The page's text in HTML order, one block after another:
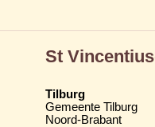
St
Tilburg
Gemeente Tilburg
Noord-Brabant